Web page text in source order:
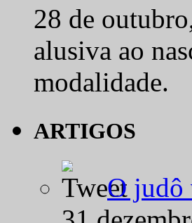
28 de
alusiva ao
modalidade.
ARTIGOS
O judô